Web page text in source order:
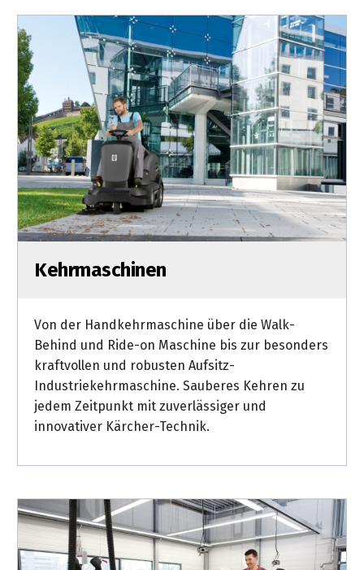
Kehrmaschinen
Von der Handkehrmaschine über die Walk-
Behind und Ride-on Maschine bis zur besonders
kraftvollen und robusten Aufsitz-
Industriekehrmaschine. Sauberes Kehren zu
jedem Zeitpunkt mit zuverlässiger und
innovativer Kärcher-Technik.